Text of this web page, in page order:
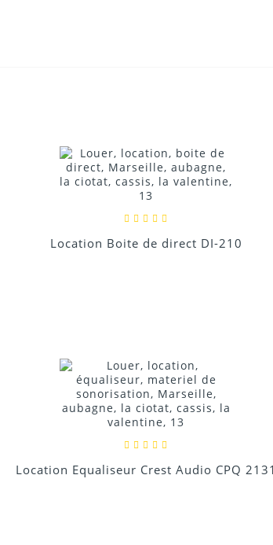
Location Boite de direct DI-210
Location Equaliseur Crest Audio CPQ 2131